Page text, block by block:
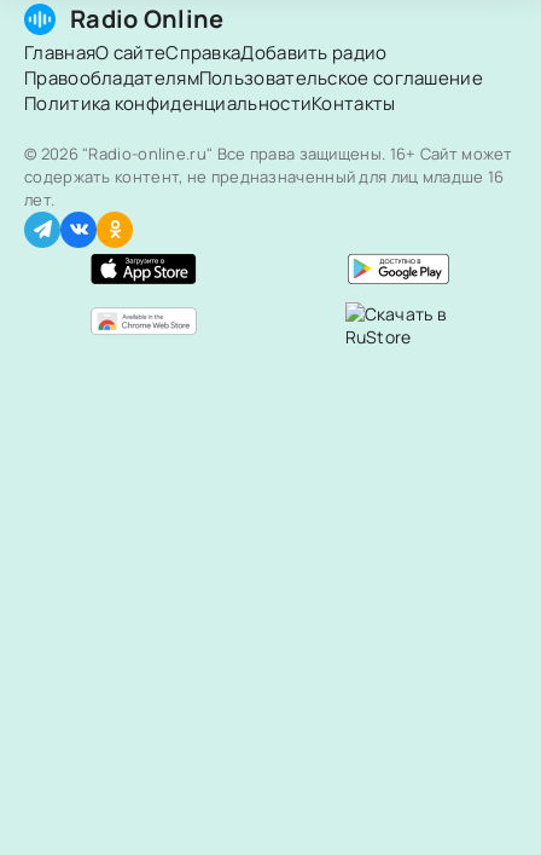
Radio Online
ГлавнаяО сайтеСправкаДобавить радио
ПравообладателямПользовательское соглашение
Политика конфиденциальностиКонтакты
© 2026 "Radio-online.ru" Все права защищены. 16+ Сайт может
содержать контент, не предназначенный для лиц младше 16
лет.